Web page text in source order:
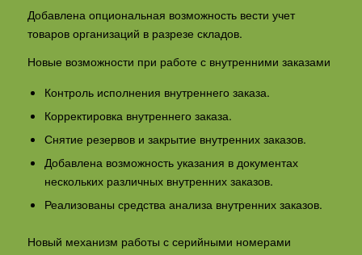
Добавлена опциональная возможность вести учет
товаров организаций в разрезе складов.
Новые возможности при работе с внутренними заказами
Контроль исполнения внутреннего заказа.
Корректировка внутреннего заказа.
Снятие резервов и закрытие внутренних заказов.
Добавлена возможность указания в документах
нескольких различных внутренних заказов.
Реализованы средства анализа внутренних заказов.
Новый механизм работы с серийными номерами